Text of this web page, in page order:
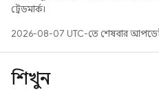
ট্রেডমার্ক।
2026-08-07 UTC-তে শেষবার
শিখুন